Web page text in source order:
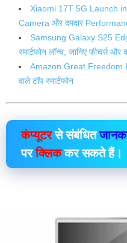
Xiaomi 17T 5G Launch
Camera और दमदार
Samsung Galaxy S25
स्मार्टफोन लॉन्च, जानिए फीचर्स और
Amazon Great Freedom
वाले टॉप स्मार्टफोन
कंप्यूटरसे संबंधित
परक्लिककर सकते हैं।